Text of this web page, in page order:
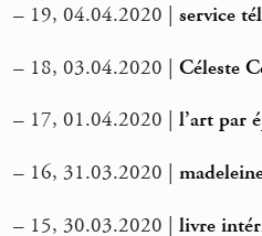
– 19, 04.04.2020 |service
– 18, 03.04.2020 |Céleste
– 17, 01.04.2020 |l’art par
– 16, 31.03.2020 |
– 15, 30.03.2020 |livre